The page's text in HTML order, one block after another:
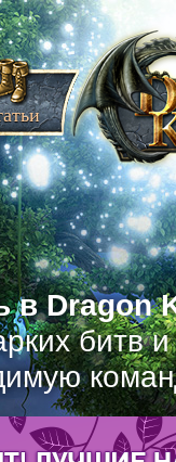
в Dragon
битв